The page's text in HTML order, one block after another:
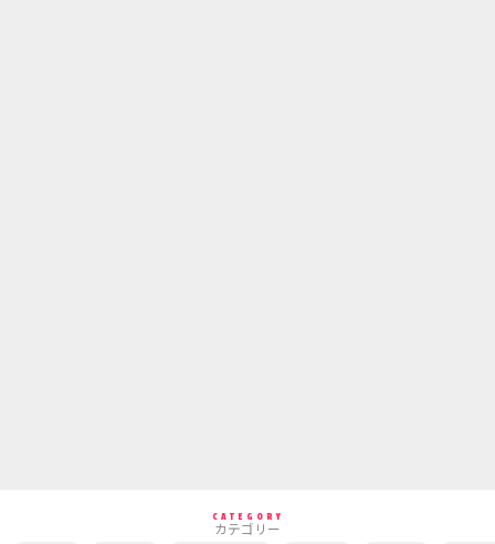
CATEGORY
カテゴリー